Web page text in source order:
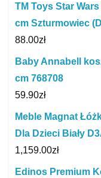
TM Toys Star
cm Szturmowiec
88.00zł
Baby Annabell
cm 768708
59.90zł
Meble Magnat
Dla Dzieci Biały
1,159.00zł
Edinos Premium